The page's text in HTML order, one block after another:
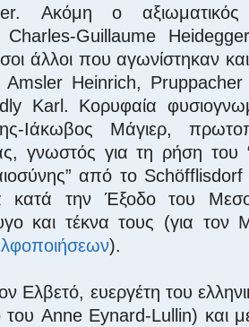
Ακόμη ο
Guillaume
άλλοι που αγωνίστηκαν
Heinrich, Pruppacher
Karl. Κορυφαία
Ιάκωβος Μάγιερ,
γνωστός για τη ρήση του
από το
κατά την Έξοδο του
και τέκνα τους (για τον
).
Ελβετό, ευεργέτη του
του Anne Eynard-Lullin) και